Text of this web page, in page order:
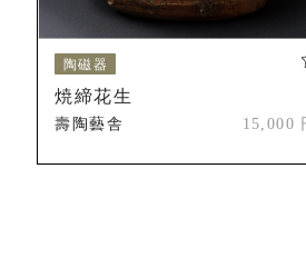
陶磁器
焼締花生
壽陶藝舎 15,000